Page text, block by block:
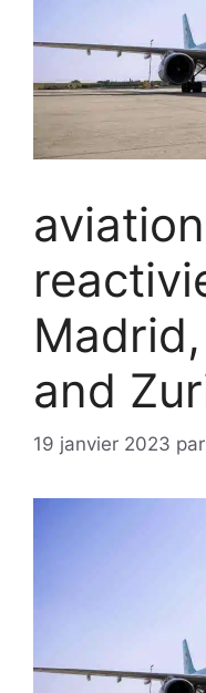
and
19 janvier 2023 par